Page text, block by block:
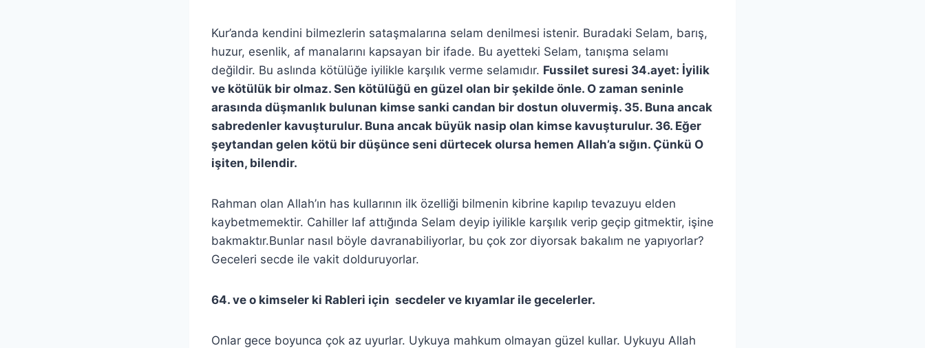
Kur’anda kendini bilmezlerin sataşmalarına selam denilmesi istenir. Buradaki Selam, barış,
huzur, esenlik, af manalarını kapsayan bir ifade. Bu ayetteki Selam, tanışma selamı
değildir. Bu aslında kötülüğe iyilikle karşılık verme selamıdır. Fussilet suresi 34.ayet: İyilik
ve kötülük bir olmaz. Sen kötülüğü en güzel olan bir şekilde önle. O zaman seninle
arasında düşmanlık bulunan kimse sanki candan bir dostun oluvermiş. 35. Buna ancak
sabredenler kavuşturulur. Buna ancak büyük nasip olan kimse kavuşturulur. 36. Eğer
şeytandan gelen kötü bir düşünce seni dürtecek olursa hemen Allah’a sığın. Çünkü O
işiten, bilendir.
Rahman olan Allah’ın has kullarının ilk özelliği bilmenin kibrine kapılıp tevazuyu elden
kaybetmemektir. Cahiller laf attığında Selam deyip iyilikle karşılık verip geçip gitmektir, işine
bakmaktır.Bunlar nasıl böyle davranabiliyorlar, bu çok zor diyorsak bakalım ne yapıyorlar?
Geceleri secde ile vakit dolduruyorlar.
64. ve o kimseler ki Rableri için secdeler ve kıyamlar ile gecelerler.
Onlar gece boyunca çok az uyurlar. Uykuya mahkum olmayan güzel kullar. Uykuyu Allah